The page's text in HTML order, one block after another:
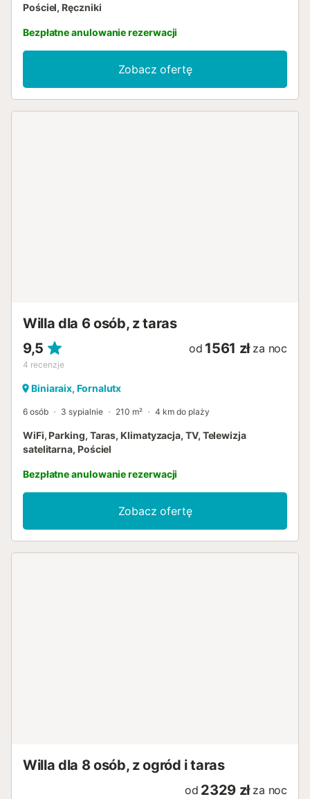
Pościel, Ręczniki
Bezpłatne anulowanie rezerwacji
Zobacz ofertę
Willa dla 6 osób, z taras
9,5
4 recenzje
od 1561 zł za noc
Biniaraix, Fornalutx
6 osób 3 sypialnie 210 m² 4 km do plaży
WiFi, Parking, Taras, Klimatyzacja, TV, Telewizja
satelitarna, Pościel
Bezpłatne anulowanie rezerwacji
Zobacz ofertę
Willa dla 8 osób, z ogród i taras
od 2329 zł za noc